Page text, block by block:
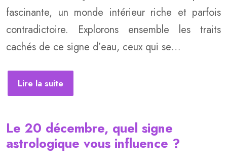
fascinante, un monde intérieur riche et parfois
contradictoire. Explorons ensemble les traits
cachés de ce signe d’eau, ceux qui se…
Lire la suite
Le 20 décembre, quel signe
astrologique vous influence ?